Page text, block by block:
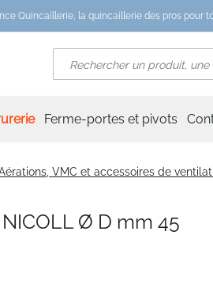
Quincaillerie, la quincaillerie des pros pour
Ferme-portes et pivots
VMC et accessoires de
NICOLL Ø D mm 45